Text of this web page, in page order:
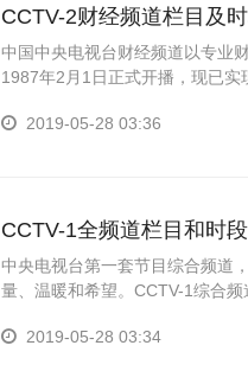
CCTV-2财经频道栏目及
中国中央电视台财经频道以专业
1987年2月1日正式开播，现已实
2019-05-28 03:36
CCTV-1全频道栏目和时
中央电视台第一套节目综合频道
量、温暖和希望。CCTV-1综合
2019-05-28 03:34